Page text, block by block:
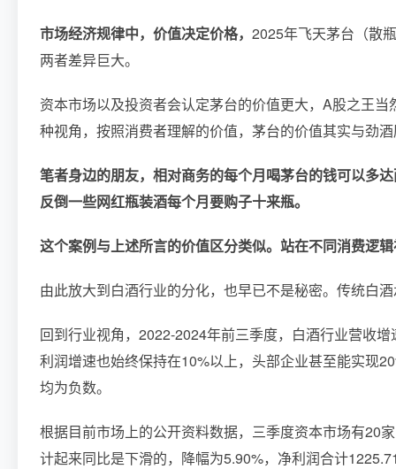
市场经济规律中，价值决定价格， 2025年飞天茅台（散
两者差异巨大。
资本市场以及投资者会认定茅台的价值更大，A股之王
种视角，按照消费者理解的价值，茅台的价值其实与劲
笔者身边的朋友，相对商务的每个月喝茅台的钱可以多
反倒一些网红瓶装酒每个月要购子十来瓶。
这个案例与上述所言的价值区分类似。站在不同消费逻
由此放大到白酒行业的分化，也早已不是秘密。传统白
回到行业视角，2022-2024年前三季度，白酒行业营收
利润增速也始终保持在10%以上，头部企业甚至能实现
均为负数。
根据目前市场上的公开资料数据，三季度资本市场有20
计起来同比是下滑的，降幅为5.90%，净利润合计